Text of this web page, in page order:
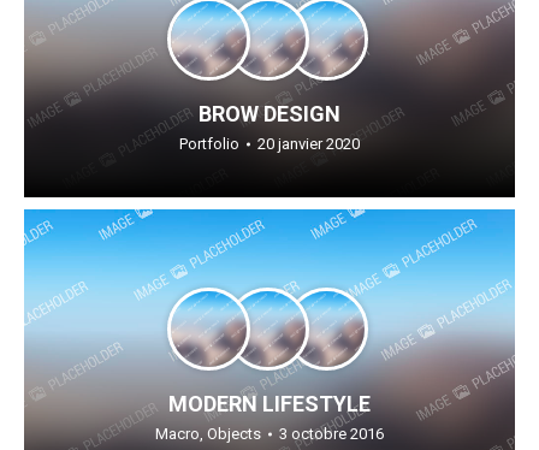
BROW DESIGN
Portfolio 20 janvier 2020
MODERN LIFESTYLE
Macro, Objects 3 octobre 2016